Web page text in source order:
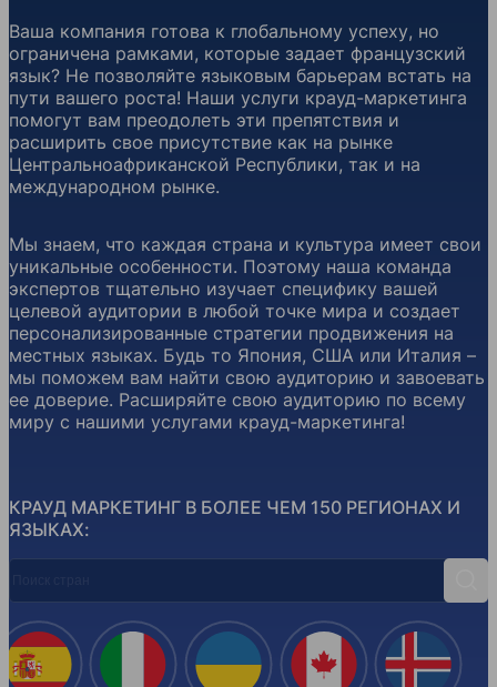
КРАУД МАРКЕТИНГ В БОЛЕЕ ЧЕМ 150 РЕГИОНАХ И
ЯЗЫКАХ:
Ваша компания готова к глобальному успеху, но
ограничена рамками, которые задает французский
язык? Не позволяйте языковым барьерам встать на
пути вашего роста! Наши услуги крауд-маркетинга
помогут вам преодолеть эти препятствия и
расширить свое присутствие как на рынке
Центральноафриканской Республики, так и на
международном рынке.
Мы знаем, что каждая страна и культура имеет свои
уникальные особенности. Поэтому наша команда
экспертов тщательно изучает специфику вашей
целевой аудитории в любой точке мира и создает
персонализированные стратегии продвижения на
местных языках. Будь то Япония, США или Италия –
мы поможем вам найти свою аудиторию и завоевать
ее доверие. Расширяйте свою аудиторию по всему
миру с нашими услугами крауд-маркетинга!
Испания Италия Украина Канада